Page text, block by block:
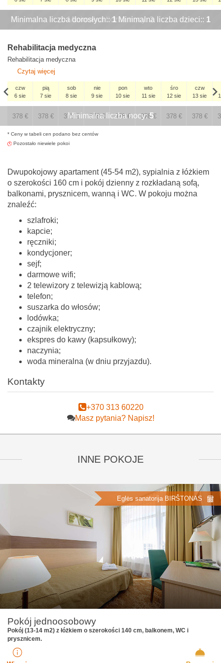
czw
3 wrz
Minimalna liczba nocy:2
Minimalna liczba dorosłych::1Minimalna liczba dzieci:: 1
x x x x x
Rehabilitacja medyczna
Rehabilitacja medyczna
Czytaj więcej
czw
6 sie
pią
7 sie
sob
8 sie
nie
9 sie
pon
10 sie
wto
11 sie
śro
12 sie
czw
13 sie
czw
3 wrz
Minimalna liczba nocy:5
378 € 378 € 378€ 378€ 378€ 378€ 378 € 378 €
378€
* Ceny w tabeli cen podano bez centów
Pozostało niewiele pokoi
​Dwupokojowy apartament (45-54 m2), sypialnia z łóżkiem
o szerokości 160 cm i pokój dzienny z rozkładaną sofą,
balkonami, prysznicem, wanną i WC. W pokoju można
znaleźć:
szlafroki;
kapcie;
ręczniki;
kondycjoner;
sejf;
darmowe wifi;
2 telewizory z telewizją kablową;
telefon;
suszarka do włosów;
lodówka;
czajnik elektryczny;
ekspres do kawy (kapsułkowy);
naczynia;
woda mineralna (w dniu przyjazdu).
Kontakty
+370 313 60220
Masz pytania? Napisz!
INNE POKOJE
Eglės sanatorija BIRŠTONAS
Pokój jednoosobowy
Pokój (13-14 m2) z łóżkiem o szerokości 140 cm, balkonem, WC i
prysznicem.